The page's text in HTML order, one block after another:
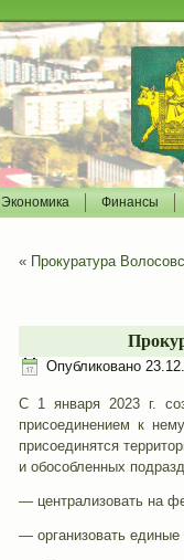
Экономика Финансы
« Прокуратура
Опубликовано
С 1 января 2023 г.
присоединением к
присоединятся
и обособленных
— централизовать на
— организовать